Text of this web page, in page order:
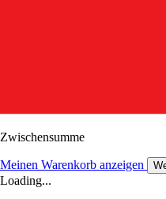
Zwischensumme
Meinen Warenkorb anzeigen
Loading...